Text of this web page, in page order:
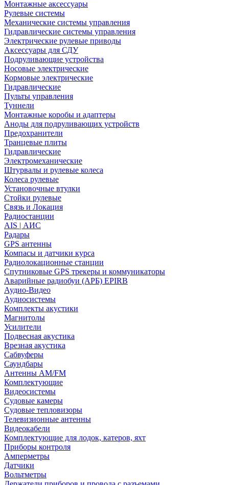
Монтажные аксессуары
Рулевые системы
Механические системы управления
Гидравлические системы управления
Электрические рулевые приводы
Аксессуары для СДУ
Подруливающие устройства
Носовые электрические
Кормовые электрические
Гидравлические
Пульты управления
Туннели
Монтажные коробы и адаптеры
Аноды для подруливающих устройств
Предохранители
Транцевые плиты
Гидравлические
Электромеханические
Штурвалы и рулевые колеса
Колеса рулевые
Установочные втулки
Стойки рулевые
Связь и Локация
Радиостанции
AIS | АИС
Радары
GPS антенны
Компасы и датчики курса
Радиолокационные станции
Спутниковые GPS трекеры и коммуникаторы
Аварийные радиобуи (АРБ) EPIRB
Аудио-Видео
Аудиосистемы
Комплекты акустики
Магнитолы
Усилители
Подвесная акустика
Врезная акустика
Сабвуферы
Саундбары
Антенны AM/FM
Комплектующие
Видеосистемы
Судовые камеры
Cудовые тепловизоры
Телевизионные антенны
Видеокабели
Комплектующие для лодок, катеров, яхт
Приборы контроля
Амперметры
Датчики
Вольтметры